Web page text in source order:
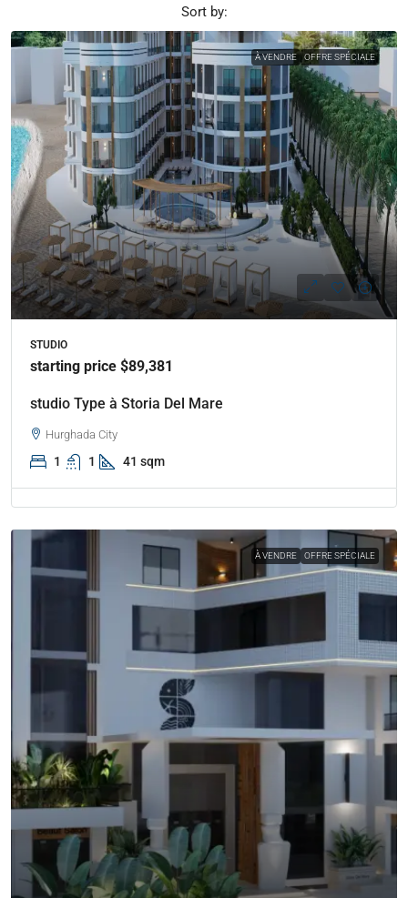
Sort by:
À VENDRE OFFRE SPÉCIALE
STUDIO
starting price $89,381
studio Type à Storia Del Mare
Hurghada City
1 1 41 sqm
À VENDRE OFFRE SPÉCIALE